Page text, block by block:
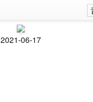
2021-06-17